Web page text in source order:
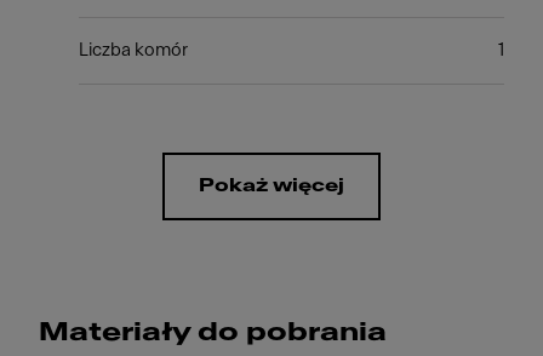
Liczba komór 1
Pokaż więcej
Materiały do pobrania